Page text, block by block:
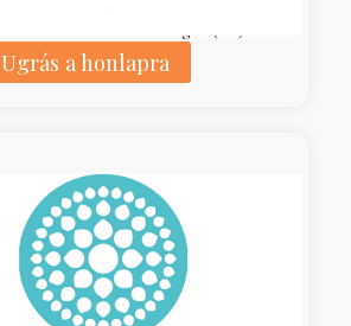
Ugrás a honlapra